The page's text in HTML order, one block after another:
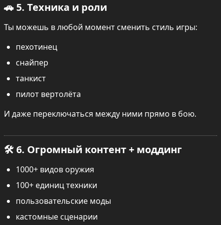
🚗 5. Техника и роли
Ты можешь в любой момент сменить стиль игры:
пехотинец
снайпер
танкист
пилот вертолёта
И даже переключаться между ними прямо в бою.
🛠️ 6. Огромный контент + моддинг
1000+ видов оружия
100+ единиц техники
пользовательские моды
кастомные сценарии